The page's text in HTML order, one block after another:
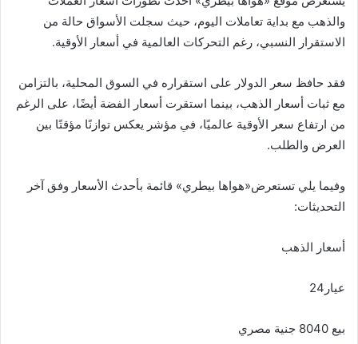
والذهب مع بداية تعاملات اليوم، حيث سجلت الأسواق حالة من
الاستقرار النسبي، رغم التحركات العالمية في أسعار الأوقية.
فقد حافظ سعر الدولار على استقراره في السوق المحلية، بالتزامن
مع ثبات أسعار الذهب، بينما استقرت أسعار الفضة أيضًا، على الرغم
من ارتفاع سعر الأوقية عالميًا، في مؤشر يعكس توازنًا مؤقتًا بين
العرض والطلب.
وفيما يلي تستعرض«هواها بيطري» قائمة بأحدث الأسعار وفق آخر
التحديثات:
أسعار الذهب
عيار24
بيع 8040 جنية مصري